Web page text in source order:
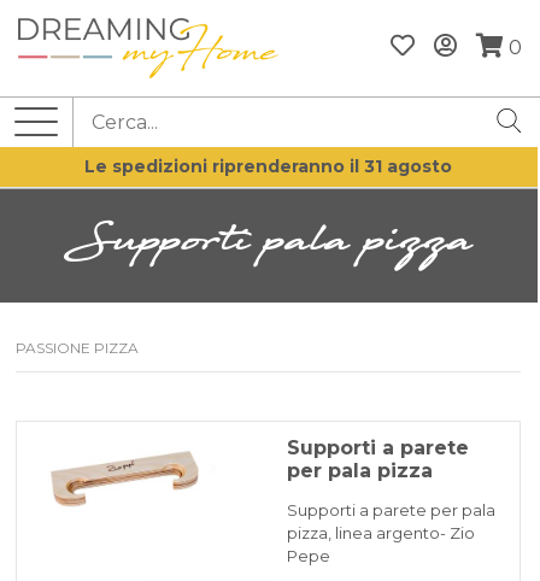
0
Le spedizioni riprenderanno il 31 agosto
Supporti pala pizza
PASSIONE PIZZA
Supporti a parete
per pala pizza
Supporti a parete per pala
pizza, linea argento- Zio
Pepe